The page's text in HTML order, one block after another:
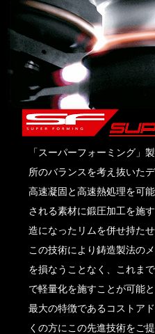
「スーパーフォーミング」
所のバランスを考え抜いた
高速凝固と高速熱処理を可
される素材に鍛圧加工を施
造になったリムを併せ持たせ
この技術により鋳造製法の
を損なうことなく、これま
で軽量化を施すことが可能
最大の特徴であるコストア
くの方にこの先進技術をご